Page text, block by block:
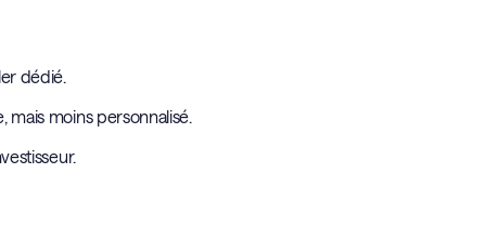
dédié.
mais moins personnalisé.